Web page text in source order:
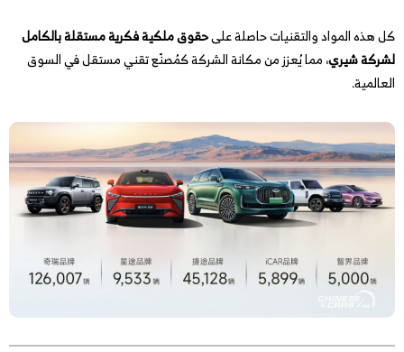
كل هذه المواد والتقنيات حاصلة علىحقوق ملكية فكرية مستقلة بالكامل
لشركة شيري، مما يُعزز من مكانة الشركة كمُصنّع تقني مستقل في السوق
العالمية.